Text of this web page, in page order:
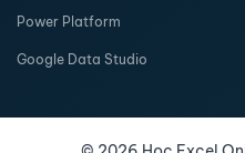
Power Platform
Google Data Studio